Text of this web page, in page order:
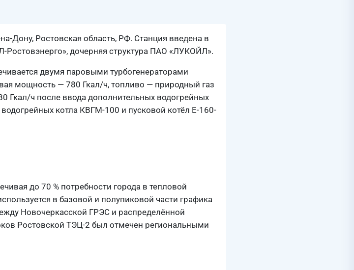
Дону, Ростовская область, РФ. Станция введена в
дочерняя структура ПАО «ЛУКОЙЛ».
двумя паровыми турбогенераторами
мощность — 780 Гкал/ч, топливо — природный газ
Гкал/ч после ввода дополнительных водогрейных
котла КВГМ-100 и пусковой котёл Е-160-
до 70 % потребности города в тепловой
в базовой и полупиковой части графика
Новочеркасской ГРЭС и распределённой
Ростовской ТЭЦ-2 был отмечен региональными